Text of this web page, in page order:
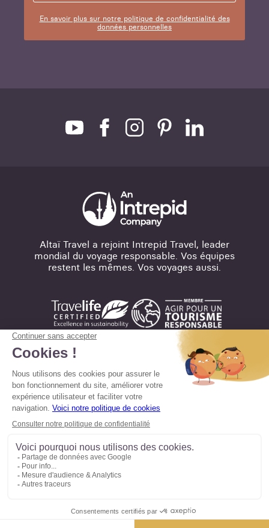
Demander un devis
En savoir plus sur notre politique de confidentialité des
données personnelles
Altaï Travel a rejoint Intrepid Travel, leader
mondial du voyage responsable. Vos équipes
restent les mêmes. Vos voyages aussi.
Conditions de vente
Politique en matière de confidentialité
Politique d'utilisation des cookies
Préférences cookies